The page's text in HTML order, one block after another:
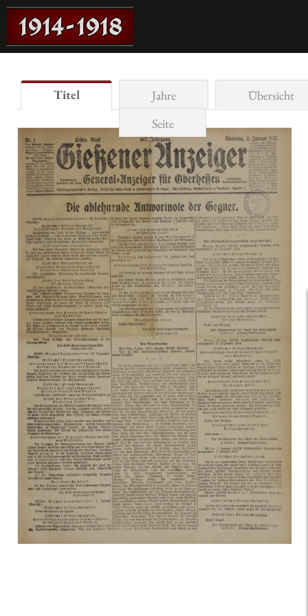
Titel Jahre
Übersicht
Seite